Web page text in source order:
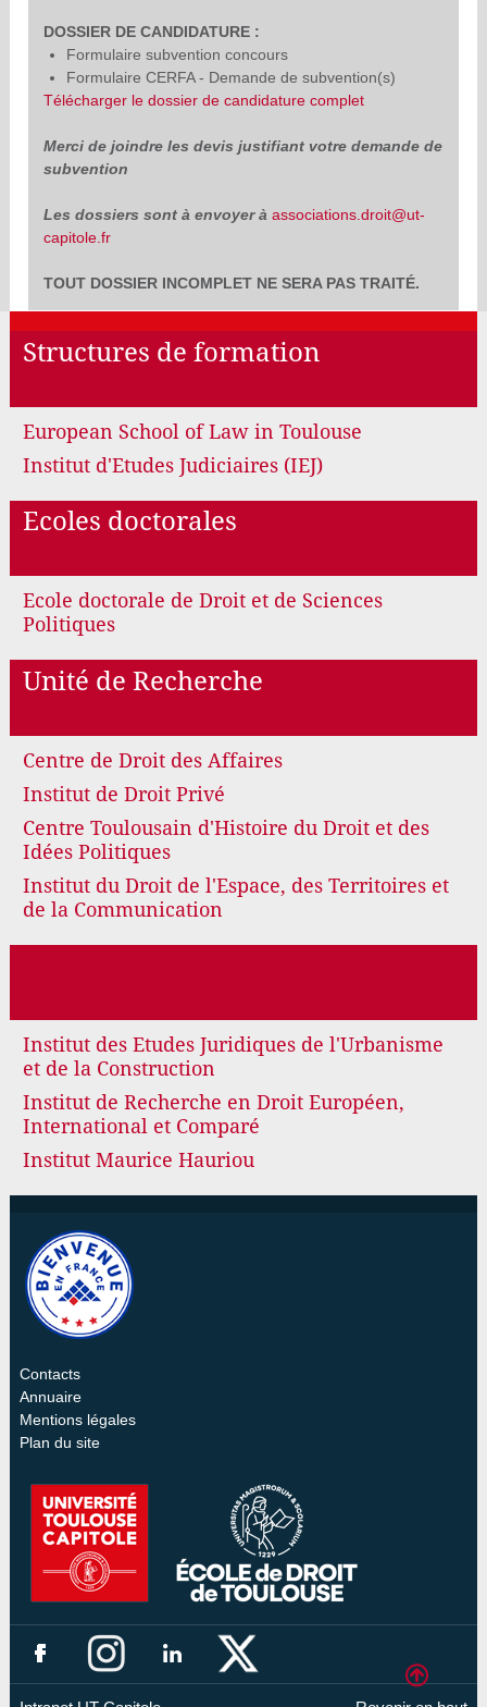
DOSSIER DE CANDIDATURE :
Formulaire subvention concours
Formulaire CERFA - Demande de subvention(s)
Télécharger le dossier de candidature complet
Merci de joindre les devis justifiant votre demande de
subvention
Les dossiers sont à envoyer à associations.droit@ut-
capitole.fr
TOUT DOSSIER INCOMPLET NE SERA PAS TRAITÉ.
Structures de formation
European School of Law in Toulouse
Institut d'Etudes Judiciaires (IEJ)
Ecoles doctorales
Ecole doctorale de Droit et de Sciences
Politiques
Unité de Recherche
Centre de Droit des Affaires
Institut de Droit Privé
Centre Toulousain d'Histoire du Droit et des
Idées Politiques
Institut du Droit de l'Espace, des Territoires et
de la Communication
Institut des Etudes Juridiques de l'Urbanisme
et de la Construction
Institut de Recherche en Droit Européen,
International et Comparé
Institut Maurice Hauriou
Contacts
Annuaire
Mentions légales
Plan du site